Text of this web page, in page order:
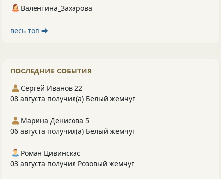
Валентина_Захарова
весь топ ⮕
ПОСЛЕДНИЕ СОБЫТИЯ
Сергей Иванов 22
08 августа получил(а) Белый жемчуг
Марина Денисова 5
06 августа получил(а) Белый жемчуг
Роман Цивинскас
03 августа получил Розовый жемчуг